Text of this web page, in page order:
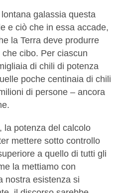
galassia questa
e ciò che in essa accade,
la Terra deve produrre
cibo. Per ciascun
di chili di potenza
poche centinaia di chili
di persone – ancora
la potenza del calcolo
mettere sotto controllo
a quello di tutti gli
la mettiamo con
nostra esistenza si